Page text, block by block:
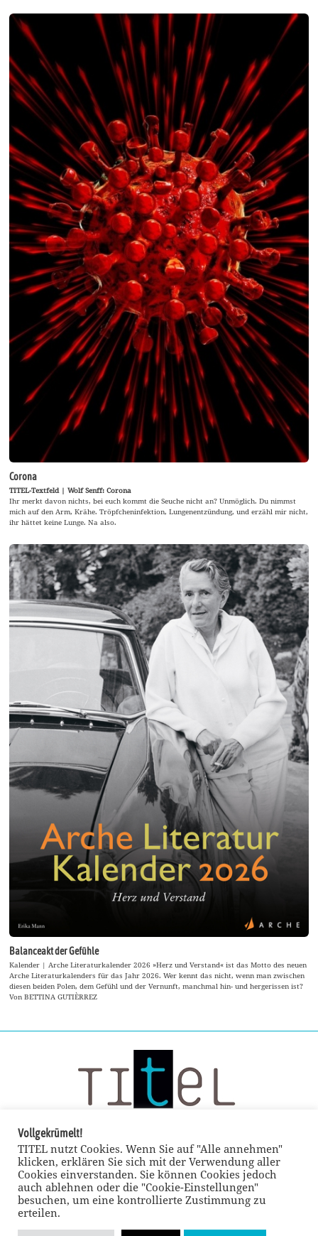
Corona
TITEL-Textfeld | Wolf Senff: Corona
Ihr merkt davon nichts, bei euch kommt die Seuche nicht an? Unmöglich. Du nimmst
mich auf den Arm, Krähe. Tröpfcheninfektion, Lungenentzündung, und erzähl mir nicht,
ihr hättet keine Lunge. Na also.
Balanceakt der Gefühle
Kalender | Arche Literaturkalender 2026 »Herz und Verstand« ist das Motto des neuen
Arche Literaturkalenders für das Jahr 2026. Wer kennt das nicht, wenn man zwischen
diesen beiden Polen, dem Gefühl und der Vernunft, manchmal hin- und hergerissen ist?
Von BETTINA GUTIÈRREZ
Vollgekrümelt!
TITEL nutzt Cookies. Wenn Sie auf "Alle annehmen"
klicken, erklären Sie sich mit der Verwendung aller
Cookies einverstanden. Sie können Cookies jedoch
auch ablehnen oder die "Cookie-Einstellungen"
besuchen, um eine kontrollierte Zustimmung zu
erteilen.